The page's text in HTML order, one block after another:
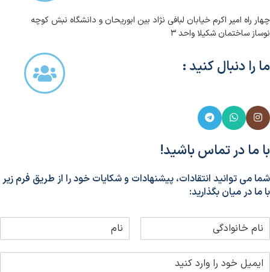
چهار راه امیر اکرم خیابان لبافی نژاد بین ابوریحان و دانشگاه نبش کوچه
نوساز ساختمان شکیلا واحد ۳
ما را دنبال کنید :
با ما در تماس باشید!
شما می توانید انتقادات، پیشنهادات و شکایات خود را از طریق فرم زیر
با ما در میان بگذارید: